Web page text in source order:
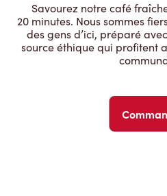
Savourez notre café
20 minutes. Nous sommes
des gens d’ici, préparé
source éthique qui profitent